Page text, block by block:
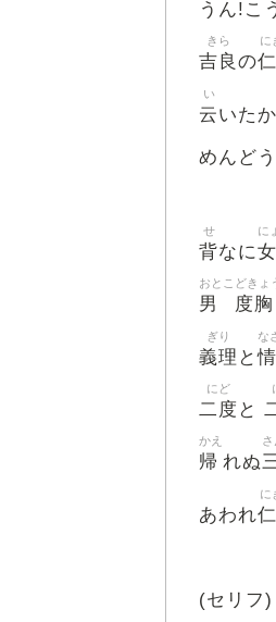
うん!こ
吉良
きら
の
に
云
い
いた
めんど
背
せ
なに
に
男
おとこ
度胸
どきょ
義理
ぎり
と情
な
二度
にど
と
帰
かえ
れぬ
あわれ
に
(セリフ)